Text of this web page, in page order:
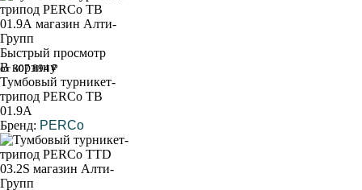
Быстрый просмотр
В корзину
от 307 894 ₽
Тумбовый турникет-
трипод PERCo ТВ
01.9А
Бренд: PERCo